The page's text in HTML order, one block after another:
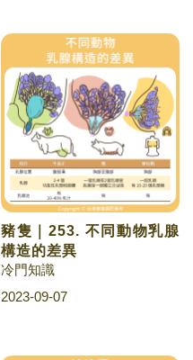
豬隻｜253. 不同動物乳腺
構造的差異
冷門知識
2023-09-07